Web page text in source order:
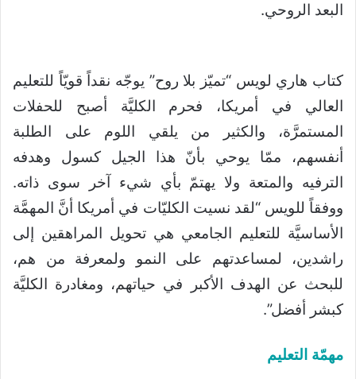
البعد الروحي.
كتاب هاري لويس “تميّز بلا روح” يوجّه نقداً قويّاً للتعليم
العالي في أمريكا، فحرم الكليَّة أصبح للحفلات
المستمرَّة، والكثير من يلقي اللوم على الطلبة
أنفسهم، ممّا يوحي بأنّ هذا الجيل كسول وهدفه
الترفيه والمتعة ولا يهتمّ بأي شيء آخر سوى ذاته.
ووفقاً للويس “لقد نسيت الكليّات في أمريكا أنَّ المهمَّة
الأساسيَّة للتعليم الجامعي هي تحويل المراهقين إلى
راشدين، لمساعدتهم على النمو ولمعرفة من هم،
للبحث عن الهدف الأكبر في حياتهم، ومغادرة الكليَّة
كبشر أفضل”.
مهمّة التعليم